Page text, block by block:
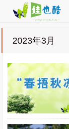
2023年3月